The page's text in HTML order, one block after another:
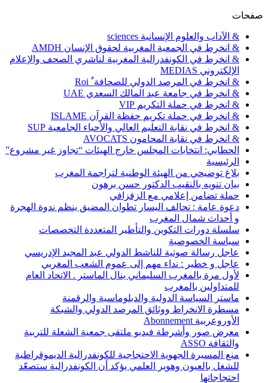
صفحات
& الآداب والعلوم الإنسانية sciences
& انخرط في الجمعية المغربية لحقوق الإنسان AMDH
& انخرط في الكونفدرالية المغربية لناشري الصحف والإعلام
الإلكتروني MEDIAS
& انخرط في المرصد الدولي للصحافة ٌ Roi
& انخرط في جامعة عبد المالك السعدي UAE
& انخرط في حملة التكريم VIP
& انخرط في حملة تكريم حفظة القرآن ISLAME
& انخرط في نقابة التعليم العالي والأحياء الجامعية SUP
& انخرط في نقابة المحامون AVOCATS
الحطابي: انتخابات المجلس خارج الهيئات “تجاوز غير مشروع”
الرئيسية
بلاغ توضيحي من الهيئة الوطنية لتراجمة المغرب
بيان تنويه بالنقيب الدكتور حسن برهون
حملة تضامن إعلامي مع الزفزافي
دعوة عامة : تحالف اليسار تطوان المضيق ينظم ندوة الهجرة
و أحداث شمال المغرب
سلسلة دورات التكوين والتأطير المتعددة التخصصات
سياسة الخصوصية
عاجل رسالة صوتية للناشط الدولي عبد المجيد الإدريسي
عاجل و خطير : نداء مهم إلى عموم الشعب المغربي
لأول مرة بالمغرب السليماني ينال الماستر . الاتحاد العام
للمتداولين بالمغرب
ماستر السياسة الدولية والدبلوماسية والرقمنة
مسطرة الانخراط ووثائق المرصد الدولي والشبكة
الأوروعربية Abonnement
معرض صور وأشرطة فيديو ملتقى جمعية الشعلة للتربية
والثقافة ASSO
منع المسيرة الجهوية الاحتجاجية للكونفدرالية الديموقراطية
للشغل بالعيون وهوير العلمي يؤكد أن الكونفدرالية ستصعّد
احتجاجاتها